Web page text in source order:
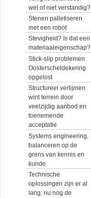
wel of niet verstandig?
Stenen palletiseren
met een robot
Stevigheid? Is dat een
materiaaleigenschap?
Stick-slip problemen
Oosterscheldekering
opgelost
Structureel verlijmen
wint terrein door
veelzijdig aanbod en
toenemende
acceptatie
Systems engineering,
balanceren op de
grens van kennis en
kunde
Technische
oplossingen zijn er al
lang; nu nog de